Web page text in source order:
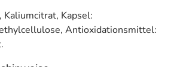
2000 mg
Kaliumcitrat, Kapsel:
Antioxidationsmittel: